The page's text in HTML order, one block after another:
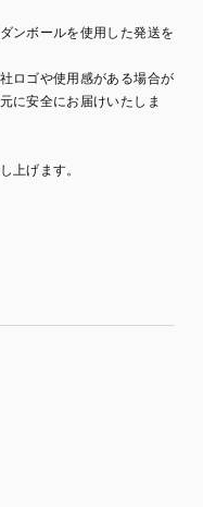
ンボールを使用した発送を
ロゴや使用感がある場合が
に安全にお届けいたしま
上げます。